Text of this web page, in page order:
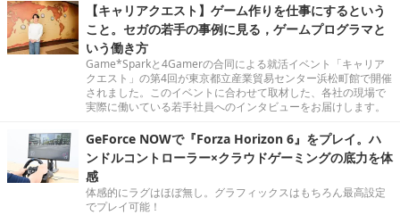
【キャリアクエスト】ゲーム作りを仕事にするという
こと。セガの若手の事例に見る，ゲームプログラマと
いう働き方
Game*Sparkと4Gamerの合同による就活イベント「キャリア
クエスト」の第4回が東京都立産業貿易センター浜松町館で開催
されました。このイベントに合わせて取材した、各社の現場で
実際に働いている若手社員へのインタビューをお届けします。
GeForce NOWで『Forza Horizon 6』をプレイ。ハ
ンドルコントローラー×クラウドゲーミングの底力を体
感
体感的にラグはほぼ無し。グラフィックスはもちろん最高設定
でプレイ可能！